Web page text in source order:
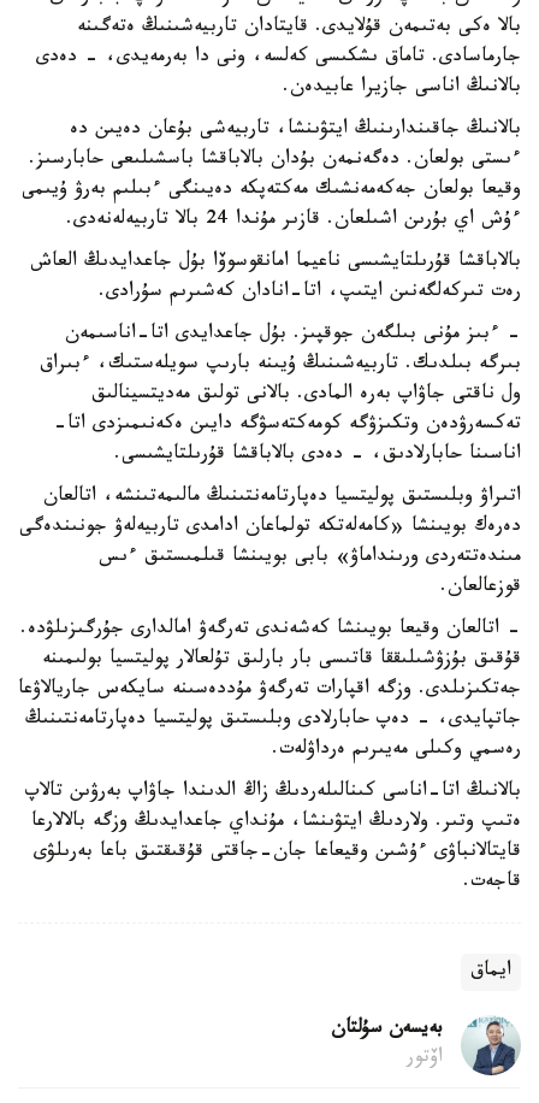
بالا ەكى بەتىمەن قۇلايدى. قايتادان تاربيەشىنىڭ ەتەگىنە
جارماسادى. تاماق ىشكىسى كەلسە، ونى دا بەرمەيدى، - دەدى
بالانىڭ اناسى جازيرا عابيدەن.
بالانىڭ جاقىندارىنىڭ ايتۋىنشا، تاربيەشى بۇعان دەيىن دە
ءىستى بولعان. دەگەنمەن بۇدان بالاباقشا باسشىلىعى حابارسىز.
وقيعا بولعان جەكەمەنشىك مەكتەپكە دەيىنگى ءبىلىم بەرۋ ۇيىمى
ءۇش اي بۇرىن اشىلعان. قازىر مۇندا 24 بالا تاربيەلەنەدى.
بالاباقشا قۇرىلتايشىسى ناعيما امانقوسوۆا بۇل جاعدايدىڭ العاش
رەت تىركەلگەنىن ايتىپ، اتا-انادان كەشىرىم سۇرادى.
- ءبىز مۇنى بىلگەن جوقپىز. بۇل جاعدايدى اتا-اناسىمەن
بىرگە بىلدىك. تاربيەشىنىڭ ۇيىنە بارىپ سويلەستىك، ءبىراق
ول ناقتى جاۋاپ بەرە المادى. بالانى تولىق مەديتسينالىق
تەكسەرۋدەن وتكىزۋگە كومەكتەسۋگە دايىن ەكەنىمىزدى اتا-
اناسىنا حابارلادىق، - دەدى بالاباقشا قۇرىلتايشىسى.
اتىراۋ وبلىستىق پوليتسيا دەپارتامەنتىنىڭ مالىمەتىنشە، اتالعان
دەرەك بويىنشا «كامەلەتكە تولماعان ادامدى تاربيەلەۋ جونىندەگى
مىندەتتەردى ورىنداماۋ» بابى بويىنشا قىلمىستىق ءىس
قوزعالعان.
- اتالعان وقيعا بويىنشا كەشەندى تەرگەۋ امالدارى جۇرگىزىلۋدە.
قۇقىق بۇزۋشىلىققا قاتىسى بار بارلىق تۇلعالار پوليتسيا بولىمىنە
جەتكىزىلدى. وزگە اقپارات تەرگەۋ مۇددەسىنە سايكەس جاريالاۋعا
جاتپايدى، - دەپ حابارلادى وبلىستىق پوليتسيا دەپارتامەنتىنىڭ
رەسمي وكىلى مەيىرىم ەرداۋلەت.
بالانىڭ اتا-اناسى كىنالىلەردىڭ زاڭ الدىندا جاۋاپ بەرۋىن تالاپ
ەتىپ وتىر. ولاردىڭ ايتۋىنشا، مۇنداي جاعدايدىڭ وزگە بالالارعا
قايتالانباۋى ءۇشىن وقيعاعا جان-جاقتى قۇقىقتىق باعا بەرىلۋى
قاجەت.
ايماق
بەيسەن سۇلتان
اۆتور